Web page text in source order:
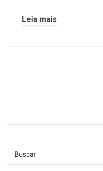
Leia mais